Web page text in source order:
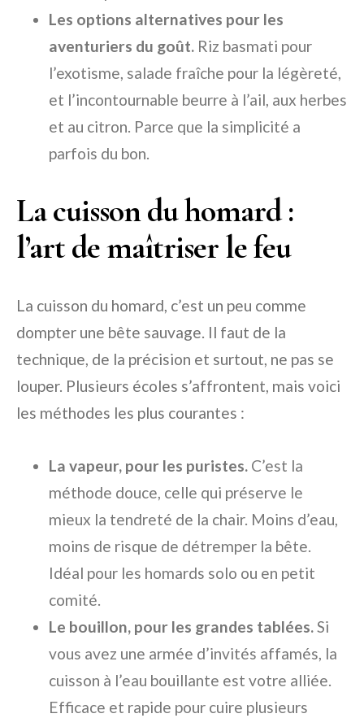
Les options alternatives pour les
aventuriers du goût. Riz basmati pour
l’exotisme, salade fraîche pour la légèreté,
et l’incontournable beurre à l’ail, aux herbes
et au citron. Parce que la simplicité a
parfois du bon.
La cuisson du homard :
l’art de maîtriser le feu
La cuisson du homard, c’est un peu comme
dompter une bête sauvage. Il faut de la
technique, de la précision et surtout, ne pas se
louper. Plusieurs écoles s’affrontent, mais voici
les méthodes les plus courantes :
La vapeur, pour les puristes. C’est la
méthode douce, celle qui préserve le
mieux la tendreté de la chair. Moins d’eau,
moins de risque de détremper la bête.
Idéal pour les homards solo ou en petit
comité.
Le bouillon, pour les grandes tablées.Si
vous avez une armée d’invités affamés, la
cuisson à l’eau bouillante est votre alliée.
Efficace et rapide pour cuire plusieurs